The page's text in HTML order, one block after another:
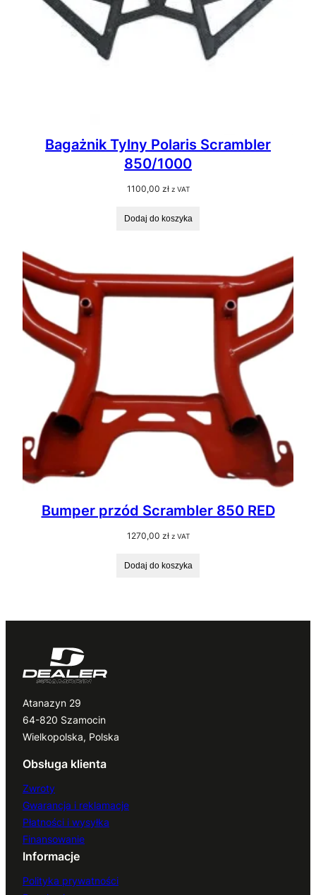
Bagażnik Tylny Polaris Scrambler
850/1000
1100,00 zł z VAT
Dodaj do koszyka
Bumper przód Scrambler 850 RED
1270,00 zł z VAT
Dodaj do koszyka
Atanazyn 29
64-820 Szamocin
Wielkopolska, Polska
Obsługa klienta
Zwroty
Gwarancja i reklamacje
Płatności i wysyłka
Finansowanie
Informacje
Polityka prywatności